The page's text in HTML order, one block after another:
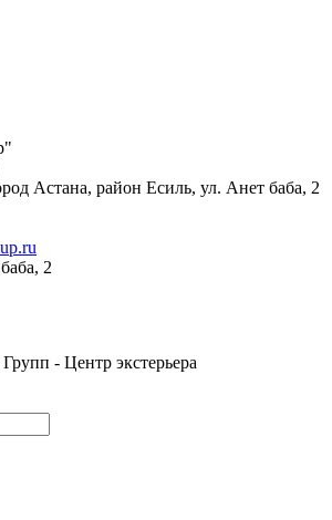
Астана, район Есиль, ул. Анет баба, 2
2
- Центр экстерьера